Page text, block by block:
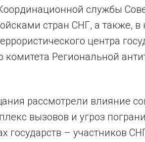
службы
стран СНГ, а также, в
центра
комитета Региональной
рассмотрели влияние
вызовов и угроз
государств – участников